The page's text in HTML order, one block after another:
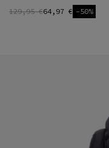
129,95 €64,97 € -50%